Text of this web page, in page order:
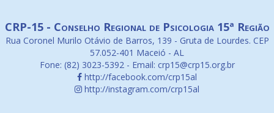
CRP-15 - Conselho Regional de Psicologia 15ª Região
Rua Coronel Murilo Otávio de Barros, 139 - Gruta de Lourdes. CEP
57.052-401 Maceió - AL
Fone: (82) 3023-5392 - Email: crp15@crp15.org.br
http://facebook.com/crp15al
http://instagram.com/crp15al